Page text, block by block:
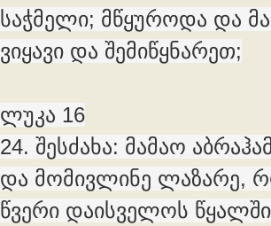
საჭმელი; მწყუროდა და
ვიყავი და შემიწყნარეთ;
ლუკა 16
24. შესძახა: მამაო
და მომივლინე ლაზარე,
წვერი დაისველოს